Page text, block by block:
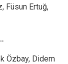
Füsun Ertuğ,
Özbay, Didem